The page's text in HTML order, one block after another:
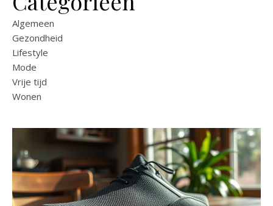
Algemeen
Gezondheid
Lifestyle
Mode
Vrije tijd
Wonen